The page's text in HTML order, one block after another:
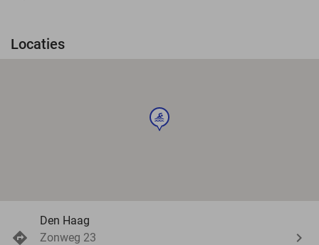
Locaties
sport
Den Haag
Zonweg 23